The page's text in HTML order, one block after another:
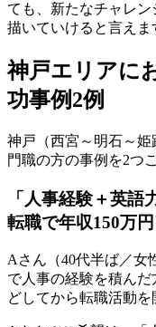
ても、新たなチャレ
描いていけると言えま
神戸エリアに
功事例2例
神戸（西宮～明石～
門職の方の事例を2つ
「人事経験＋英
転職で年収150万
Aさん（40代半ば／女
で人事の経験を積ん
どしてから転職活動を